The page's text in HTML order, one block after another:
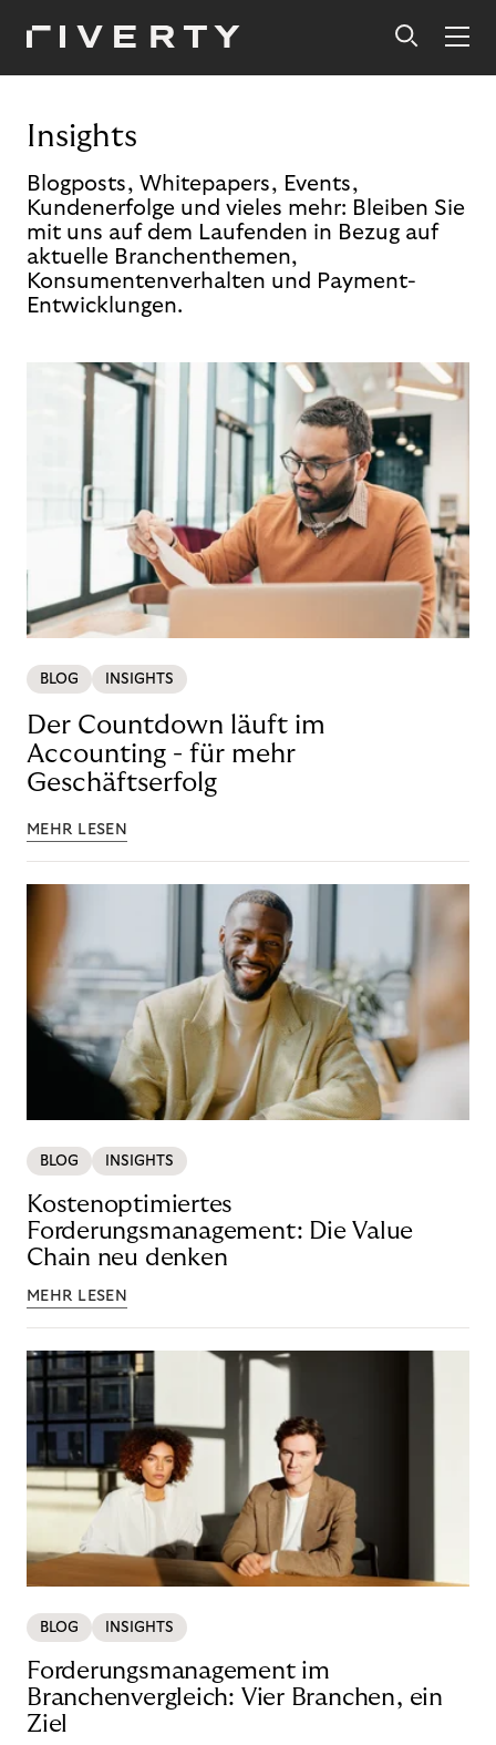
Insights
Blogposts, Whitepapers, Events,
Kundenerfolge und vieles mehr: Bleiben Sie
mit uns auf dem Laufenden in Bezug auf
aktuelle Branchenthemen,
Konsumentenverhalten und Payment-
Entwicklungen.
BLOG INSIGHTS
Der Countdown läuft im
Accounting - für mehr
Geschäftserfolg
MEHR LESEN
BLOG INSIGHTS
Kostenoptimiertes
Forderungsmanagement: Die Value
Chain neu denken
MEHR LESEN
BLOG INSIGHTS
Forderungsmanagement im
Branchenvergleich: Vier Branchen, ein
Ziel